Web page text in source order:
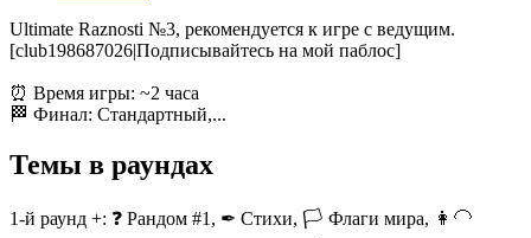
Ultimate Raznosti №3, рекомендуется к игре с ведущим.
[club198687026|Подписывайтесь на мой паблос]
⏰ Время игры: ~2 часа
🏁 Финал: Стандартный,...
Темы в раундах
1-й раунд +: ❓ Рандом #1, ✒ Стихи, 🏳 Флаги мира, 👩‍🦲